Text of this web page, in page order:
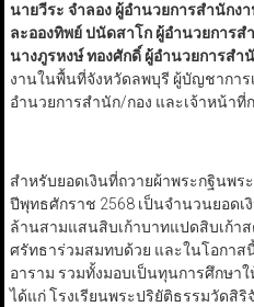
นายวีระ จำลอง ผู้อำนวยการสำนัก
ละอองทิพย์ ปนัดสาโก ผู้อำนวยการ
นางภูรหงษ์ ทองศักดิ์ ผู้อำนวยการส
งานในพื้นที่จังหวัดลพบุรี ผู้บัญชากา
อำนวยการสำนัก/กอง และเจ้าหน้า
สำหรับยอดเงินที่ถวายผ้าพระกฐินพ
ปีพุทธศักราช 2568 เป็นจำนวนยอดเ
ล้านสามแสนสิบเก้าบาทแปดสิบเก้า
ศรัทธาร่วมสมทบด้วย และในโอกา
อาราม รวมทั้งมอบเป็นทุนการศึกษาใ
ได้แก่ โรงเรียนพระปริยัติธรรมวัดสิ